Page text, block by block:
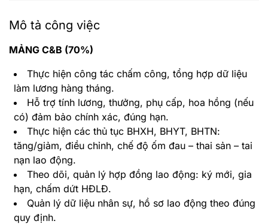
Mô tả công việc
MẢNG C&B (70%)
Thực hiện công tác chấm công, tổng hợp dữ liệu
làm lương hàng tháng.
Hỗ trợ tính lương, thưởng, phụ cấp, hoa hồng (nếu
có) đảm bảo chính xác, đúng hạn.
Thực hiện các thủ tục BHXH, BHYT, BHTN:
tăng/giảm, điều chỉnh, chế độ ốm đau – thai sản – tai
nạn lao động.
Theo dõi, quản lý hợp đồng lao động: ký mới, gia
hạn, chấm dứt HĐLĐ.
Quản lý dữ liệu nhân sự, hồ sơ lao động theo đúng
quy định.